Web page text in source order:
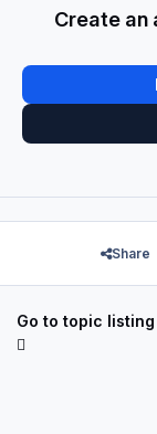
Create an
Share
Go to topic listing